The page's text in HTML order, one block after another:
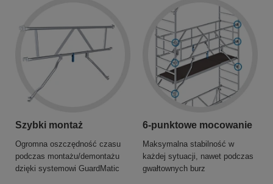
Szybki montaż
Ogromna oszczędność czasu
podczas montażu/demontażu
dzięki systemowi GuardMatic
6-punktowe mocowanie
Maksymalna stabilność w
każdej sytuacji, nawet podczas
gwałtownych burz